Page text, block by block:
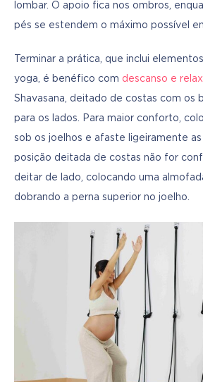
lombar. O apoio fica nos ombros,
pés se estendem o máximo possível
Terminar a prática, que inclui
yoga, é benéfico com descanso e
Shavasana, deitado de costas com os
para os lados. Para maior conforto,
sob os joelhos e afaste ligeiramente as
posição deitada de costas não for
deitar de lado, colocando uma
dobrando a perna superior no joelho.